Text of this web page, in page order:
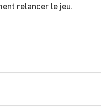
relancer le jeu.